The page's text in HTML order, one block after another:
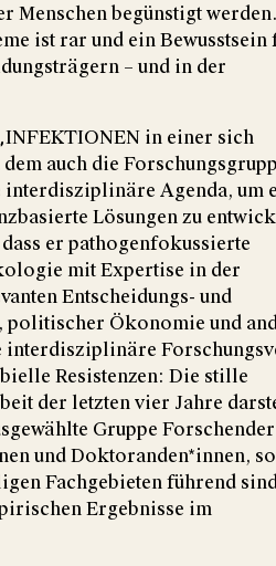
Menschen begünstigt
ist rar und ein Bewusstsein
– und in der
in einer sich
auch die
Agenda, um
Lösungen zu
er pathogenfokussierte
mit Expertise in der
Entscheidungs- und
politischer Ökonomie und
Resistenzen: Die stille
der letzten vier Jahre
Gruppe Forschender
und Doktoranden*innen,
Fachgebieten führend
Ergebnisse im